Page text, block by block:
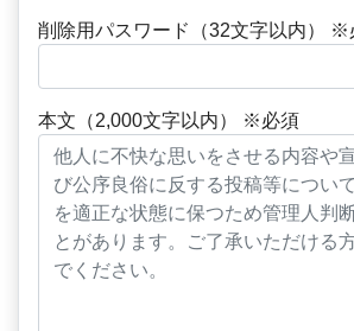
削除用パスワード（32文字以内） ※
本文（2,000文字以内） ※必須